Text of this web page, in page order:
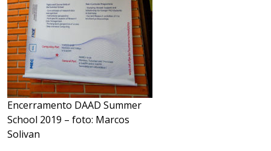
Encerramento DAAD Summer
School 2019 – foto: Marcos
Solivan